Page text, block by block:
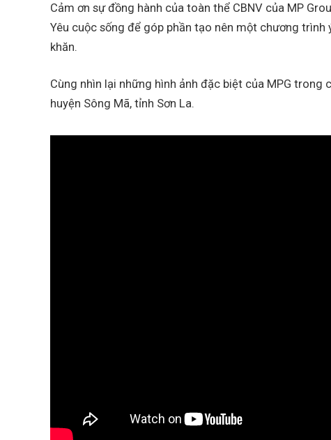
Cảm ơn sự đồng hành của toàn thể CBNV của MP
Yêu cuộc sống để góp phần tạo nên một chương
khăn.
Cùng nhìn lại những hình ảnh đặc biệt của MPG
huyện Sông Mã, tỉnh Sơn La.